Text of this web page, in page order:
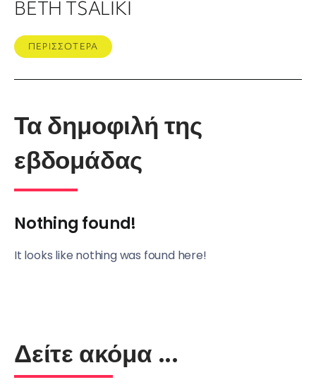
BETH TSALIKI
ΠΕΡΙΣΣΟΤΕΡΑ
Τα δημοφιλή της
εβδομάδας
Nothing found!
It looks like nothing was found here!
Δείτε ακόμα ...